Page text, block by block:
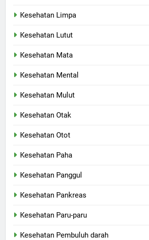
Kesehatan Limpa
Kesehatan Lutut
Kesehatan Mata
Kesehatan Mental
Kesehatan Mulut
Kesehatan Otak
Kesehatan Otot
Kesehatan Paha
Kesehatan Panggul
Kesehatan Pankreas
Kesehatan Paru-paru
Kesehatan Pembuluh darah